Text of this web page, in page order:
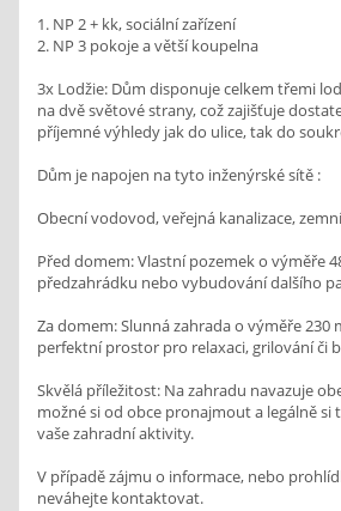
1. NP 2 + kk, sociální zařízení
2. NP 3 pokoje a větší koupelna
3x Lodžie: Dům disponuje celkem třemi
na dvě světové strany, což zajišťuje
příjemné výhledy jak do ulice, tak do
Dům je napojen na tyto inženýrské sítě :
Obecní vodovod, veřejná kanalizace,
Před domem: Vlastní pozemek o výměře
předzahrádku nebo vybudování dalšího
Za domem: Slunná zahrada o výměře 230
perfektní prostor pro relaxaci, grilování či
Skvělá příležitost: Na zahradu navazuje
možné si od obce pronajmout a legálně si
vaše zahradní aktivity.
V případě zájmu o informace, nebo
neváhejte kontaktovat.